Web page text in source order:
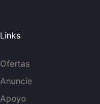
Links
Ofertas
Anuncie
Apoyo